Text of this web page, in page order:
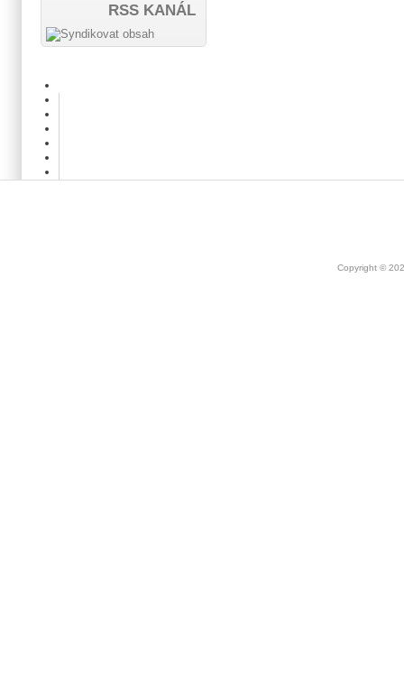
RSS KANÁL
Copyright ©